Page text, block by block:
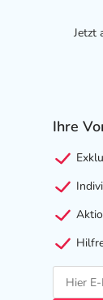
Jetzt
Ihre